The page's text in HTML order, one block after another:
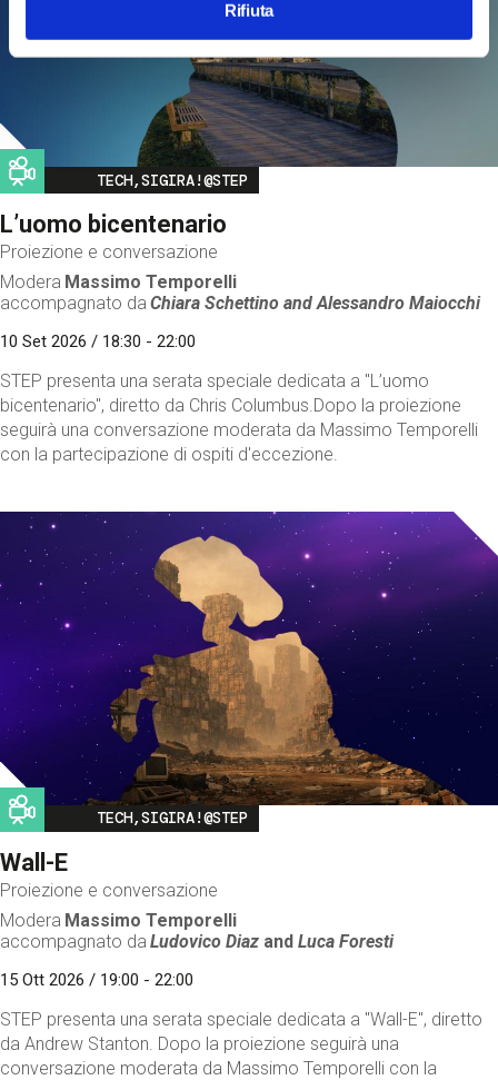
Rifiuta
Image
TECH,SIGIRA!@STEP
L’uomo bicentenario
Proiezione e conversazione
Modera Massimo Temporelli
accompagnato da Chiara Schettino andAlessandro Maiocchi
10 Set 2026 / 18:30 - 22:00
STEP presenta una serata speciale dedicata a "L’uomo
bicentenario", diretto da Chris Columbus.Dopo la proiezione
seguirà una conversazione moderata da Massimo Temporelli
con la partecipazione di ospiti d'eccezione.
Image
TECH,SIGIRA!@STEP
Wall-E
Proiezione e conversazione
Modera Massimo Temporelli
accompagnato da Ludovico Diaz andLuca Foresti
15 Ott 2026 / 19:00 - 22:00
STEP presenta una serata speciale dedicata a "Wall-E", diretto
da Andrew Stanton. Dopo la proiezione seguirà una
conversazione moderata da Massimo Temporelli con la